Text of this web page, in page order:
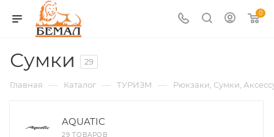
0
Сумки 29
Главная — Каталог — ТУРИЗМ — Рюкзаки, Сумки,
AQUATIC
29 ТОВАРОВ